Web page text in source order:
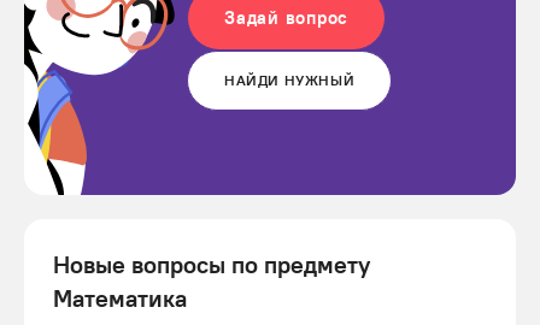
Задай вопрос
НАЙДИ НУЖНЫЙ
Новые вопросы по предмету
Математика